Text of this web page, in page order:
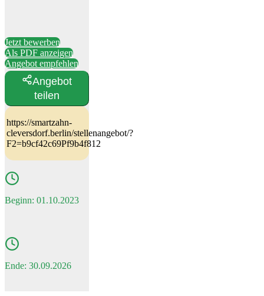
Jetzt bewerben
Als PDF anzeigen
Angebot empfehlen
Angebot
teilen
https://smartzahn-
cleversdorf.berlin/stellenangebot/?
F2=b9cf42c69Pf9b4f812
Beginn: 01.10.2023
Ende: 30.09.2026